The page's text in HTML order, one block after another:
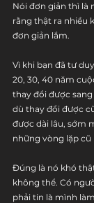
Nói đơn giản thì là
rằng thật ra nhiều
đơn giản lắm.
Vì khi bạn đã tư
20, 30, 40 năm
thay đổi được
dù thay đổi được
được dài lâu, sớm
những vòng lặp cũ
Đúng là nó khó
không thể. Có
phải tin là mình